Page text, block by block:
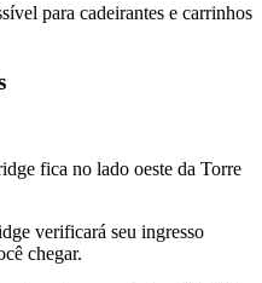
para cadeirantes e carrinhos
fica no lado oeste da Torre
verificará seu ingresso
chegar.